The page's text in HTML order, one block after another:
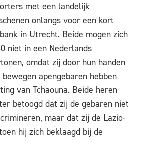
met een landelijk
onlangs voor een kort
in Utrecht. Beide mogen zich
niet in een Nederlands
omdat zij door hun handen
apengebaren hebben
van Tchaouna. Beide heren
betoogd dat zij de gebaren niet
maar dat zij de Lazio-
hij zich beklaagd bij de